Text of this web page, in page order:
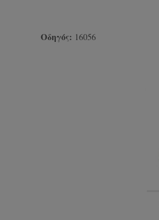
Οδηγός: 16056